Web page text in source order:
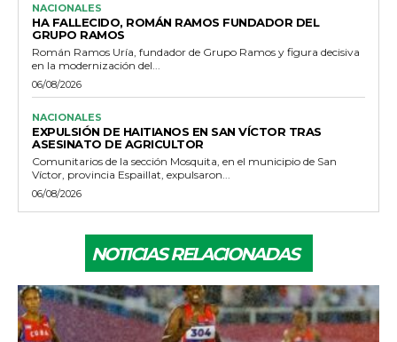
NACIONALES
HA FALLECIDO, ROMÁN RAMOS FUNDADOR DEL
GRUPO RAMOS
Román Ramos Uría, fundador de Grupo Ramos y figura decisiva
en la modernización del...
06/08/2026
NACIONALES
EXPULSIÓN DE HAITIANOS EN SAN VÍCTOR TRAS
ASESINATO DE AGRICULTOR
Comunitarios de la sección Mosquita, en el municipio de San
Víctor, provincia Espaillat, expulsaron...
06/08/2026
NOTICIAS RELACIONADAS